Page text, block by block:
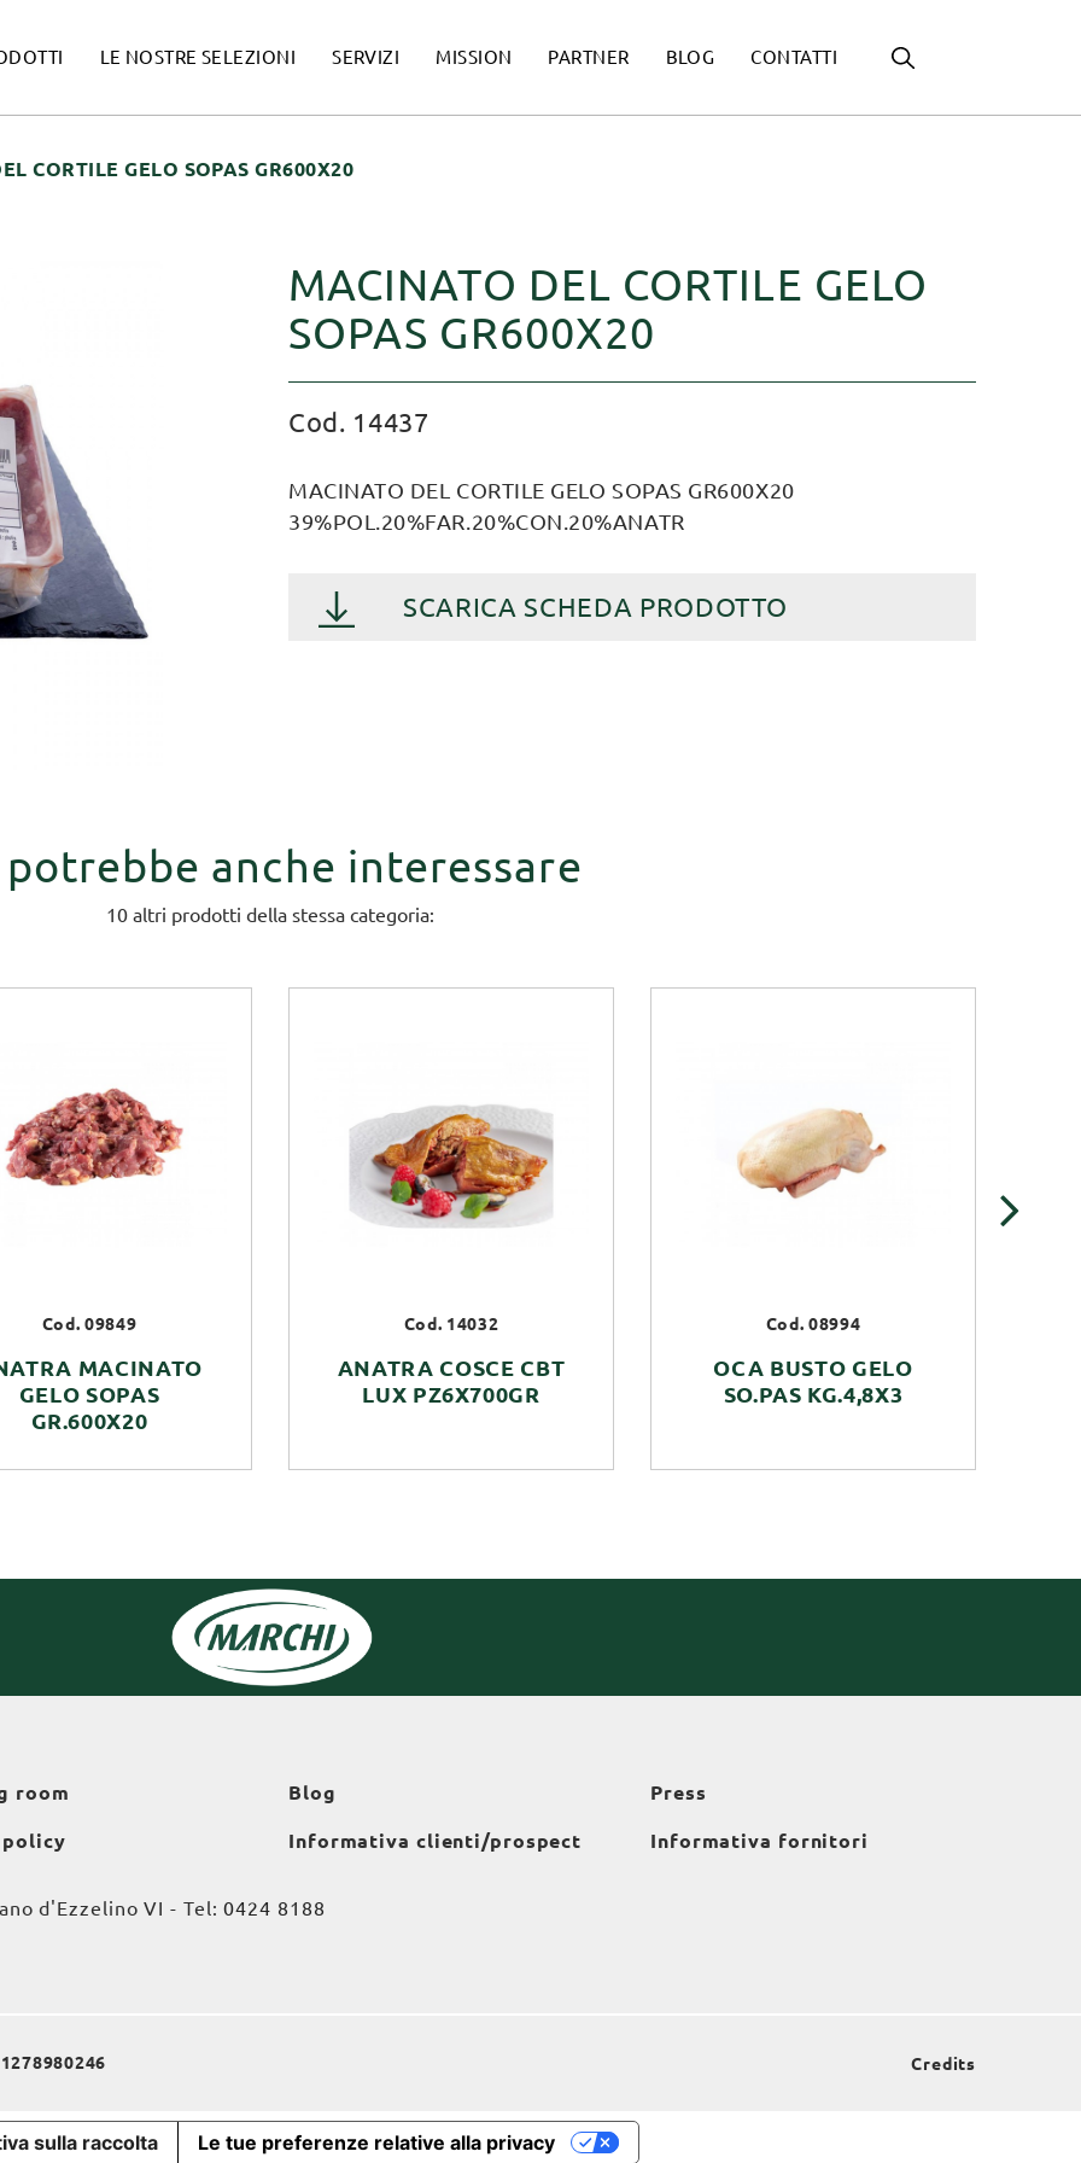
LE NOSTRE SELEZIONI SERVIZI MISSION PARTNER BLOG CONTATTI
CORTILE GELO SOPAS GR600X20
MACINATO DEL CORTILE GELO
SOPAS GR600X20
Cod. 14437
MACINATO DEL CORTILE GELO SOPAS GR600X20
39%POL.20%FAR.20%CON.20%ANATR
SCARICA SCHEDA PRODOTTO
potrebbe anche interessare
10 altri prodotti della stessa categoria:
Cod. 09849
MACINATO
GELO SOPAS
GR.600X20
Cod. 14032
ANATRA COSCE CBT
LUX PZ6X700GR
Cod. 08994
OCA BUSTO GELO
SO.PAS KG.4,8X3
room
policy
Blog
Informativa clienti/prospect
Press
Informativa fornitori
d'Ezzelino VI - Tel:0424 8188
Credits
sulla raccolta Le tue preferenze relative alla privacy